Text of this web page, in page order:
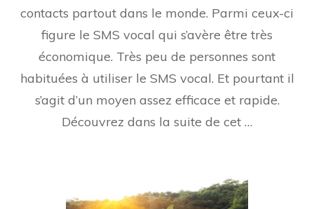
contacts partout dans le monde. Parmi ceux-ci
figure le SMS vocal qui s’avère être très
économique. Très peu de personnes sont
habituées à utiliser le SMS vocal. Et pourtant il
s’agit d’un moyen assez efficace et rapide.
Découvrez dans la suite de cet …